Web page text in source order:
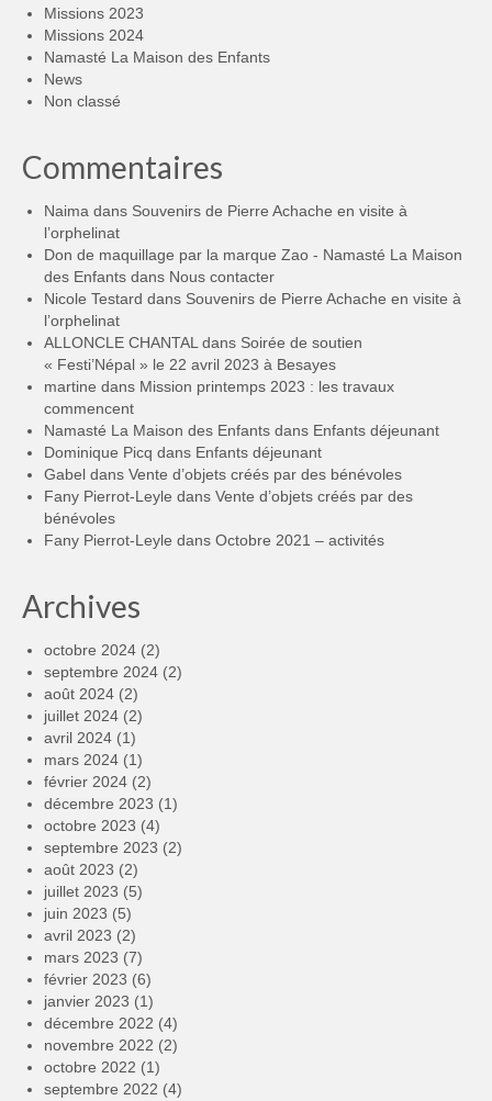
Missions 2023
Missions 2024
Namasté La Maison des Enfants
News
Non classé
Commentaires
Naima dans Souvenirs de Pierre Achache en visite à
l’orphelinat
Don de maquillage par la marque Zao - Namasté La Maison
des Enfants dans Nous contacter
Nicole Testard dans Souvenirs de Pierre Achache en visite à
l’orphelinat
ALLONCLE CHANTAL dans Soirée de soutien
« Festi’Népal » le 22 avril 2023 à Besayes
martine dans Mission printemps 2023 : les travaux
commencent
Namasté La Maison des Enfants dans Enfants déjeunant
Dominique Picq dans Enfants déjeunant
Gabel dans Vente d’objets créés par des bénévoles
Fany Pierrot-Leyle dans Vente d’objets créés par des
bénévoles
Fany Pierrot-Leyle dans Octobre 2021 – activités
Archives
octobre 2024 (2)
septembre 2024 (2)
août 2024 (2)
juillet 2024 (2)
avril 2024 (1)
mars 2024 (1)
février 2024 (2)
décembre 2023 (1)
octobre 2023 (4)
septembre 2023 (2)
août 2023 (2)
juillet 2023 (5)
juin 2023 (5)
avril 2023 (2)
mars 2023 (7)
février 2023 (6)
janvier 2023 (1)
décembre 2022 (4)
novembre 2022 (2)
octobre 2022 (1)
septembre 2022 (4)